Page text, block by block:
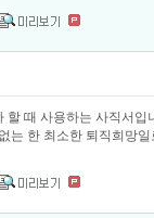
할 때 사용하는 사직서
는 한 최소한 퇴직희망